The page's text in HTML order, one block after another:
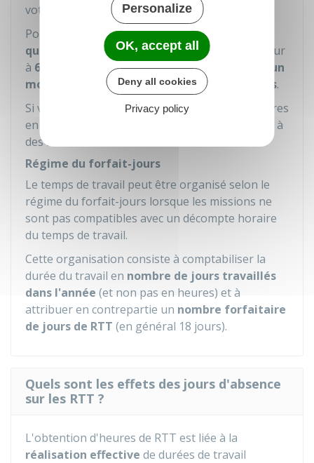
votre débit ou à votre crédit.
Pour une
période de référence d'une
quinzaine
, ce plafond ne peut pas être supérieur
à 6 heures . Pour unepériode de référence d'un
mois
, il ne peut pas être supérieur à 12 heures.
Si vous accomplissez finalement plus de 35 heures
en moyenne par semaine, cela vous ouvre droit à
des heures de RTT.
Régime du forfait-jours
Le temps de travail peut être organisé selon le
régime du forfait-jours lorsque les missions ne
sont pas compatibles avec un décompte horaire
du temps de travail.
Cette organisation consiste à comptabiliser la
durée du travail en nombre de jours travaillés
dans l'année (et non pas en heures) et à
attribuer en contrepartie un nombre forfaitaire
de jours de RTT (en général 18 jours).
Quels sont les effets des jours d'absence
sur les RTT ?
L'obtention d'heures de RTT est liée à la
réalisation effective de durées de travail
Personalize
OK, accept all
Deny all cookies
Privacy policy